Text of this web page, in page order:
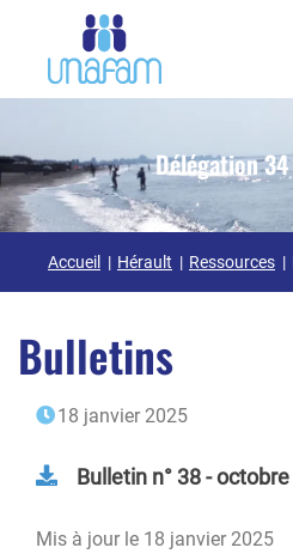
Délégation
Accueil Hérault Ressources
Bulletins
18 janvier 2025
Bulletin n° 38 -
Mis à jour le 18 janvier 2025